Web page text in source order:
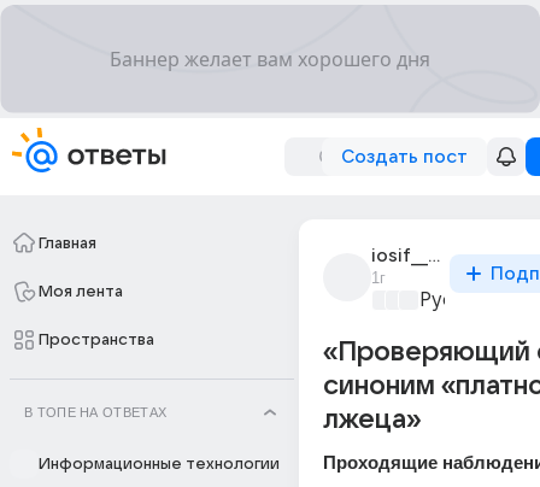
Создать пост
Главная
Моя лента
Пространства
В ТОПЕ НА ОТВЕТАХ
Информационные технологии
iosif__stalin
1г
Русский язык
«Проверяющий
синоним
лжеца»
Проходящие